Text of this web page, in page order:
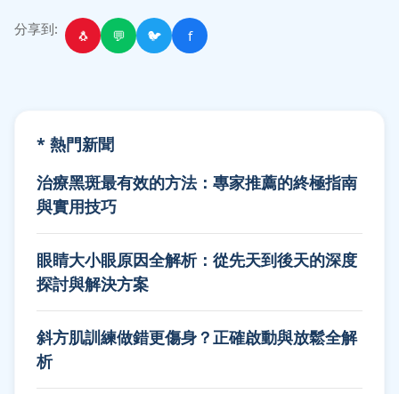
分享到: 🐧 💬 🐦 f
* 熱門新聞
治療黑斑最有效的方法：專家推薦的終極指南
與實用技巧
眼睛大小眼原因全解析：從先天到後天的深度
探討與解決方案
斜方肌訓練做錯更傷身？正確啟動與放鬆全解
析